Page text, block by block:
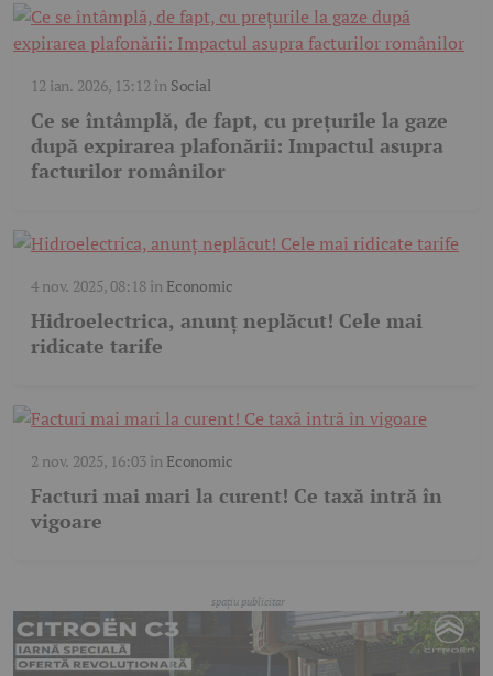
12 ian. 2026, 13:12 în Social
Ce se întâmplă, de fapt, cu prețurile la gaze
după expirarea plafonării: Impactul asupra
facturilor românilor
4 nov. 2025, 08:18în Economic
Hidroelectrica, anunț neplăcut! Cele mai
ridicate tarife
2 nov. 2025, 16:03în Economic
Facturi mai mari la curent! Ce taxă intră în
vigoare